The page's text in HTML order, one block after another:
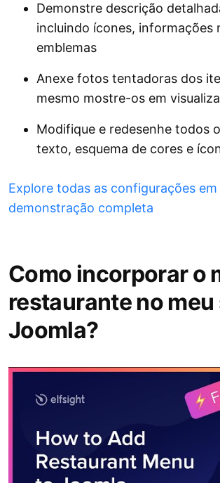
Demonstre descrição
incluindo ícones, informações
emblemas
Anexe fotos tentadoras dos
mesmo mostre-os em
Modifique e redesenhe todos
texto, esquema de cores e
Explore todas as configurações em
demonstração completa
Como incorporar o
restaurante no meu
Joomla?